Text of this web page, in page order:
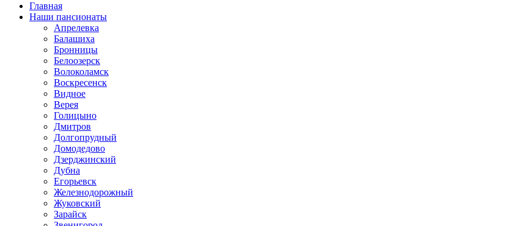
Главная
Наши пансионаты
Апрелевка
Балашиха
Бронницы
Белоозерск
Волоколамск
Воскресенск
Видное
Верея
Голицыно
Дмитров
Долгопрудный
Домодедово
Дзерджинский
Дубна
Егорьевск
Железнодорожный
Жуковский
Зарайск